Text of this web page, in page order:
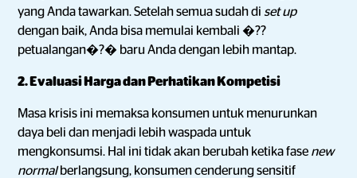
yang Anda tawarkan. Setelah semua sudah di set up
dengan baik, Anda bisa memulai kembali �??
petualangan�?� baru Anda dengan lebih mantap.
2. Evaluasi Harga dan Perhatikan Kompetisi
Masa krisis ini memaksa konsumen untuk menurunkan
daya beli dan menjadi lebih waspada untuk
mengkonsumsi. Hal ini tidak akan berubah ketika fase new
normalberlangsung, konsumen cenderung sensitif